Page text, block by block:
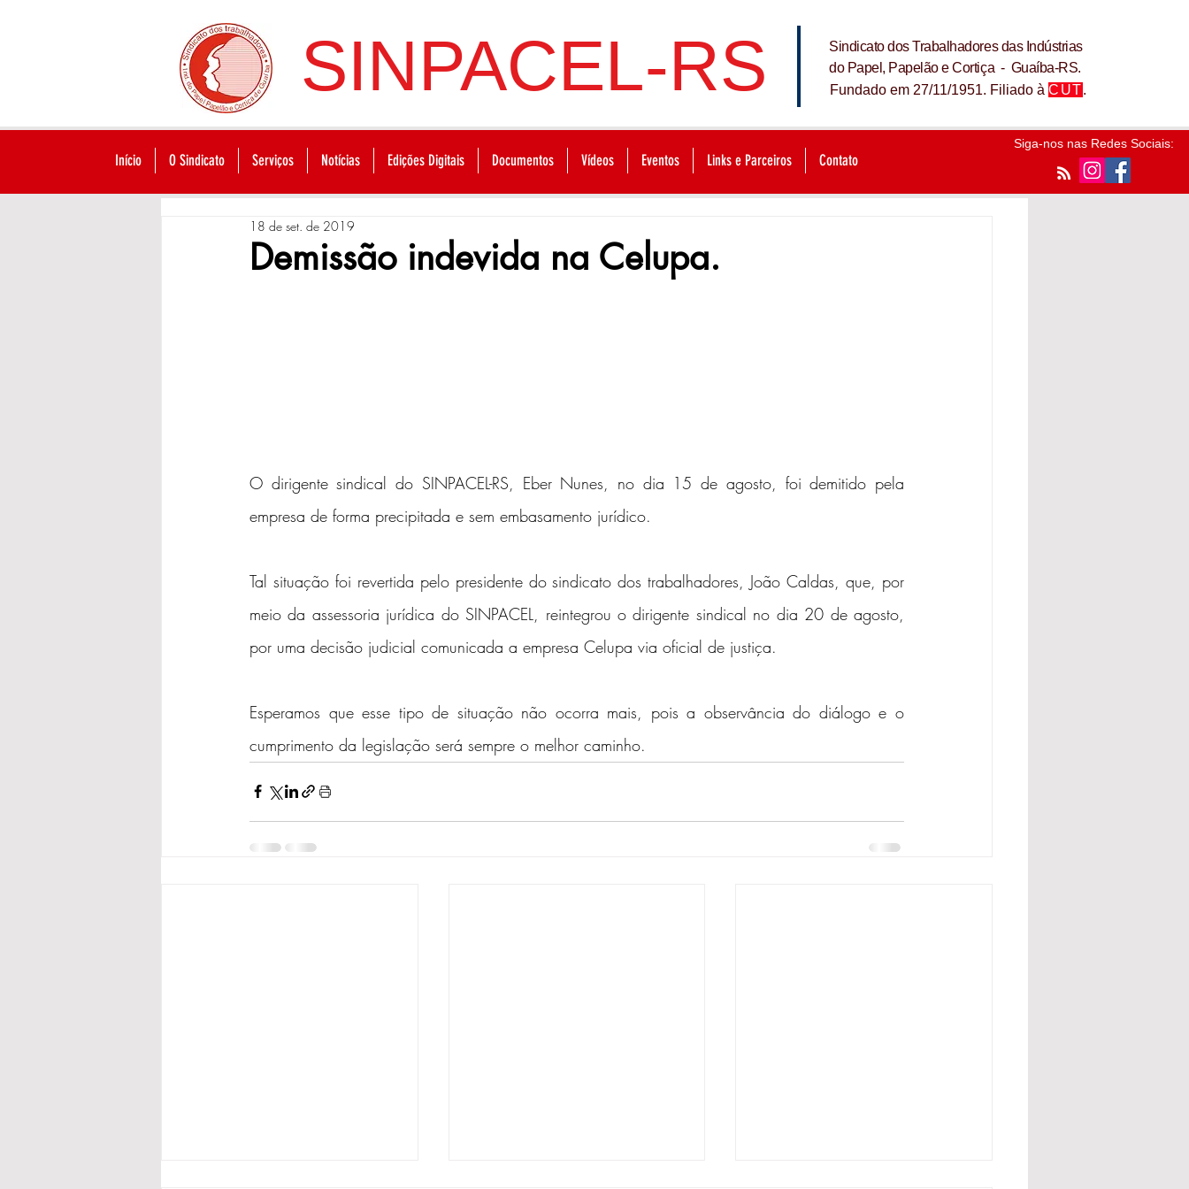
SINPACEL-RS
Sindicato dos Trabalhadores das Indústrias
do Papel, Papelão e Cortiça - Guaíba-RS.
Fundado em 27/11/1951. Filiado à CUT.
Início O Sindicato Serviços Notícias Edições Digitais Documentos Vídeos Eventos Links e Parceiros Contato
Siga-nos nas Redes Sociais:
Demissão indevida na Celupa.
18 de set. de 2019
O dirigente sindical do SINPACEL-RS, Eber Nunes, no dia 15 de agosto, foi demitido pela
empresa de forma precipitada e sem embasamento jurídico.
Tal situação foi revertida pelo presidente do sindicato dos trabalhadores, João Caldas, que, por
meio da assessoria jurídica do SINPACEL, reintegrou o dirigente sindical no dia 20 de agosto,
por uma decisão judicial comunicada a empresa Celupa via oficial de justiça.
Esperamos que esse tipo de situação não ocorra mais, pois a observância do diálogo e o
cumprimento da legislação será sempre o melhor caminho.